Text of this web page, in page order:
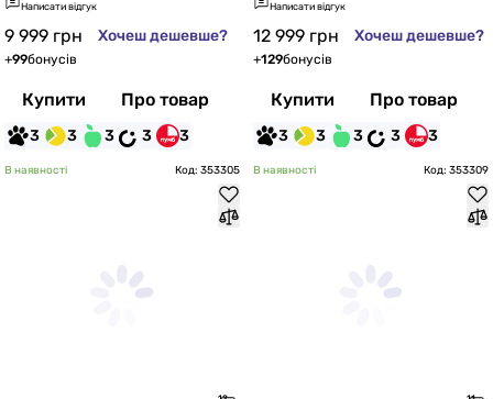
Написати відгук
9 999 грн Хочеш дешевше?
+99бонусів
Купити Про товар
3 3 3 3 3
Написати відгук
12 999 грн Хочеш дешевше?
+129бонусів
Купити Про товар
3 3 3 3 3
В наявності Код: 353305 В наявності Код: 353309